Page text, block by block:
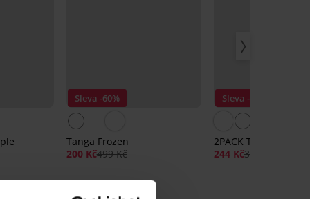
Sleva -60%
Tanga Frozen
200 Kč499 Kč
Sleva -30%
2PACK Tanga RIB
244 Kč349 Kč